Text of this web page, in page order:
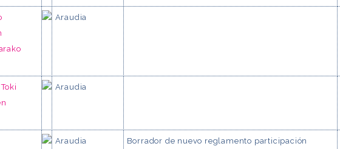
Araudia
Araudia
Araudia
Borrador de nuevo reglamento participación